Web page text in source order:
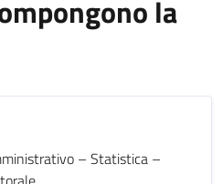
la
– Statistica –